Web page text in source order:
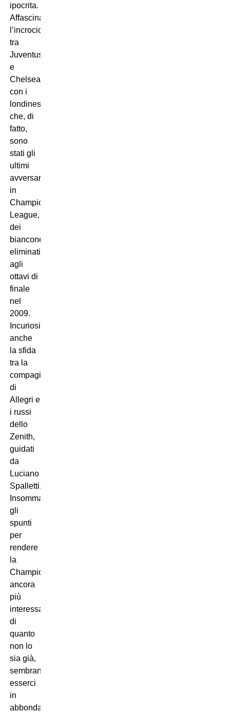
ipocrita.
Affascinante
l’incrocio
tra
Juventus
e
Chelsea,
con i
londinesi
che, di
fatto,
sono
stati gli
ultimi
avversari
in
Champions
League,
dei
bianconeri,
eliminati
agli
ottavi di
finale
nel
2009.
Incuriosisce
anche
la sfida
tra la
compagine
di
Allegri e
i russi
dello
Zenith,
guidati
da
Luciano
Spalletti.
Insomma,
gli
spunti
per
rendere
la
Champions
ancora
più
interessante
di
quanto
non lo
sia già,
sembrano
esserci
in
abbondanza.